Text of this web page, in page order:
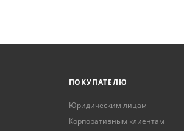
ПОКУПАТЕЛЮ
Юридическим лицам
Корпоративным клиентам